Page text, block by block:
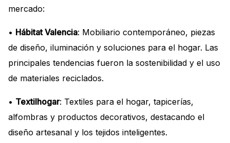
mercado:
• Hábitat Valencia: Mobiliario contemporáneo, piezas
de diseño, iluminación y soluciones para el hogar. Las
principales tendencias fueron la sostenibilidad y el uso
de materiales reciclados.
• Textilhogar: Textiles para el hogar, tapicerías,
alfombras y productos decorativos, destacando el
diseño artesanal y los tejidos inteligentes.